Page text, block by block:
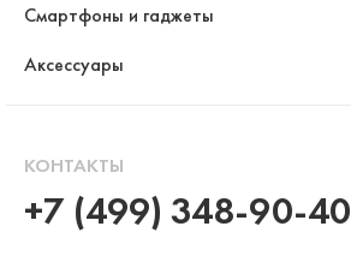
Смартфоны и гаджеты
Аксессуары
КОНТАКТЫ
+7 (499) 348-90-40